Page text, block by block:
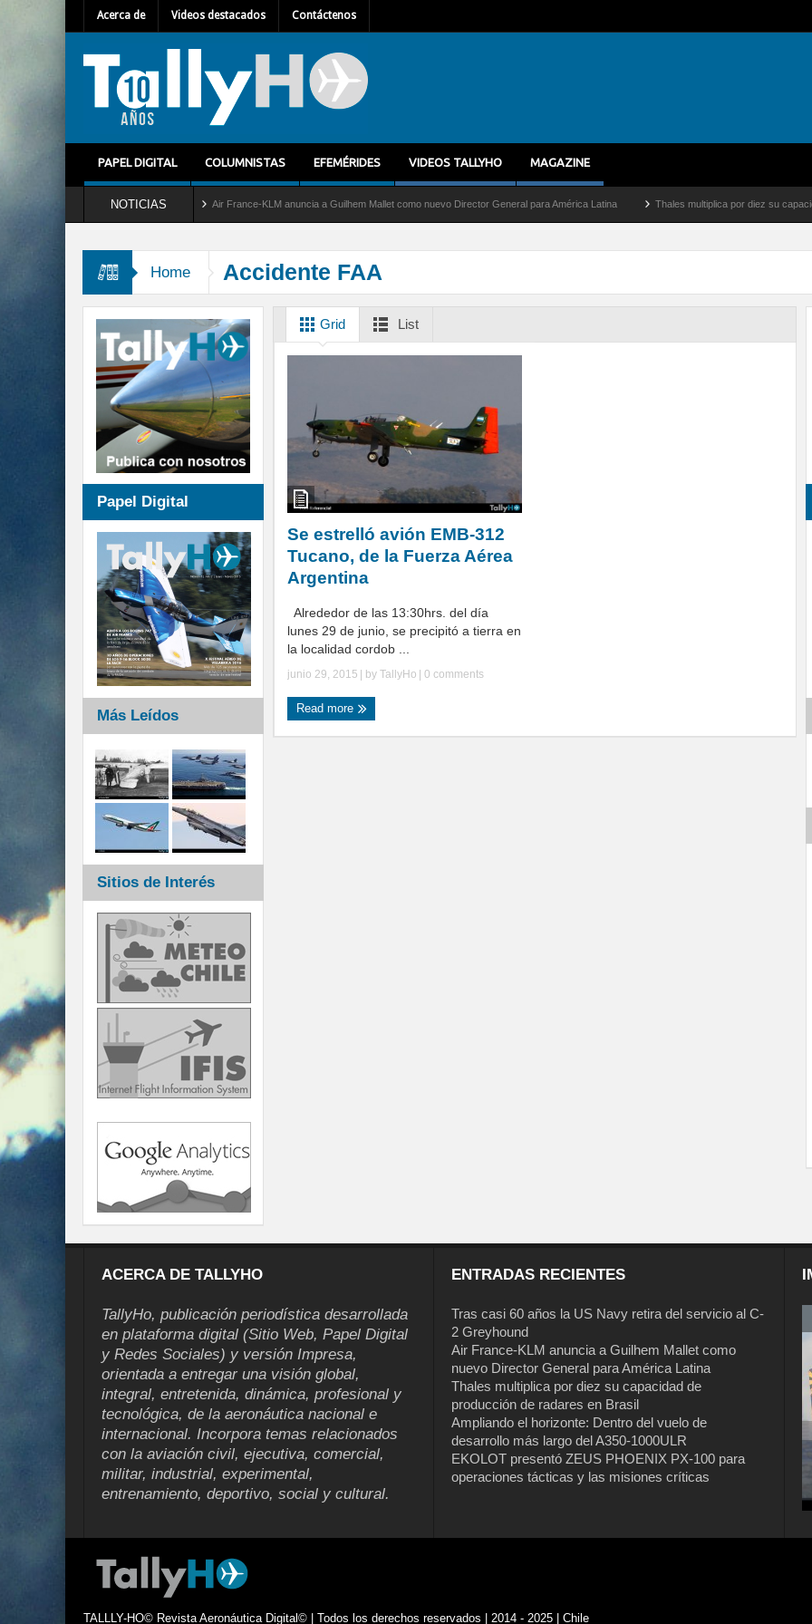
Acerca de Videos destacados Contáctenos
PAPEL DIGITAL COLUMNISTAS EFEMÉRIDES VIDEOS TALLYHO MAGAZINE
NOTICIAS
servicio al C-2 Greyhound Air France-KLM anuncia a Guilhem Mallet como nuevo Director General para América Latina Thales multiplica por diez su capacidad de
Home Accidente FAA
Grid List
Se estrelló avión EMB-312
Tucano, de la Fuerza Aérea
Argentina
Alrededor de las 13:30hrs. del día
lunes 29 de junio, se precipitó a tierra en
la localidad cordob ...
junio 29, 2015 | by TallyHo 0 comments
Read more
Papel Digital
Más Leídos
Sitios de Interés
ACERCA DE TALLYHO
TallyHo, publicación periodística desarrollada
en plataforma digital (Sitio Web, Papel Digital
y Redes Sociales) y versión Impresa,
orientada a entregar una visión global,
integral, entretenida, dinámica, profesional y
tecnológica, de la aeronáutica nacional e
internacional. Incorpora temas relacionados
con la aviación civil, ejecutiva, comercial,
militar, industrial, experimental,
entrenamiento, deportivo, social y cultural.
ENTRADAS RECIENTES
Tras casi 60 años la US Navy retira del servicio al C-
2 Greyhound
Air France-KLM anuncia a Guilhem Mallet como
nuevo Director General para América Latina
Thales multiplica por diez su capacidad de
producción de radares en Brasil
Ampliando el horizonte: Dentro del vuelo de
desarrollo más largo del A350-1000ULR
EKOLOT presentó ZEUS PHOENIX PX-100 para
operaciones tácticas y las misiones críticas
Tras casi 60 años la US Navy retira del
servicio al C-2 Greyhound
TALLLY-HO© Revista Aeronáutica Digital© | Todos los derechos reservados | 2014 - 2025 | Chile